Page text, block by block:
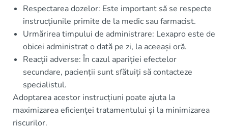
Respectarea dozelor: Este important să se respecte
instrucțiunile primite de la medic sau farmacist.
Urmărirea timpului de administrare: Lexapro este de
obicei administrat o dată pe zi, la aceeași oră.
Reacții adverse: În cazul apariției efectelor
secundare, pacienții sunt sfătuiți să contacteze
specialistul.
Adoptarea acestor instrucțiuni poate ajuta la
maximizarea eficienței tratamentului și la minimizarea
riscurilor.